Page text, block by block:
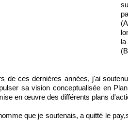
de ces dernières années, j'ai
sa vision conceptualisée en
en œuvre des différents plans
que je soutenais, a quitté le